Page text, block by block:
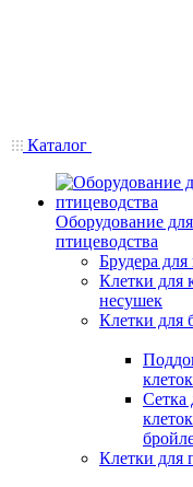
Каталог
Оборудование для
птицеводства
Брудера
Клетки для
несушек
Клетки для
Сетка
клеток
Клетки для